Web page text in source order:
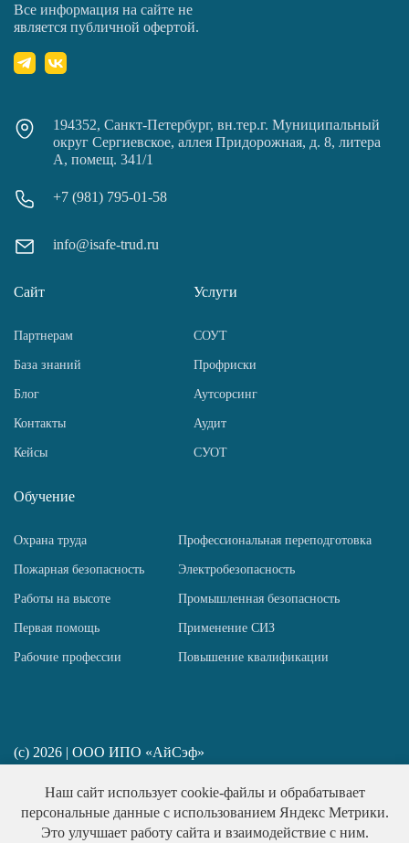
Все информация на сайте не
является публичной офертой.
194352, Санкт-Петербург, вн.тер.г. Муниципальный
округ Сергиевское, аллея Придорожная, д. 8, литера
А, помещ. 341/1
+7 (981) 795-01-58
info@isafe-trud.ru
Сайт
Партнерам
База знаний
Блог
Контакты
Кейсы
Услуги
СОУТ
Профриски
Аутсорсинг
Аудит
СУОТ
Обучение
Охрана труда Профессиональная переподготовка
Пожарная безопасность Электробезопасность
Работы на высоте Промышленная безопасность
Первая помощь Применение СИЗ
Рабочие профессии Повышение квалификации
(c) 2026 | ООО ИПО «АйСэф»
Политика конфиденциальности
Публичная оферта
Наш сайт использует cookie-файлы и обрабатывает
персональные данные с использованием Яндекс Метрики.
Это улучшает работу сайта и взаимодействие с ним.